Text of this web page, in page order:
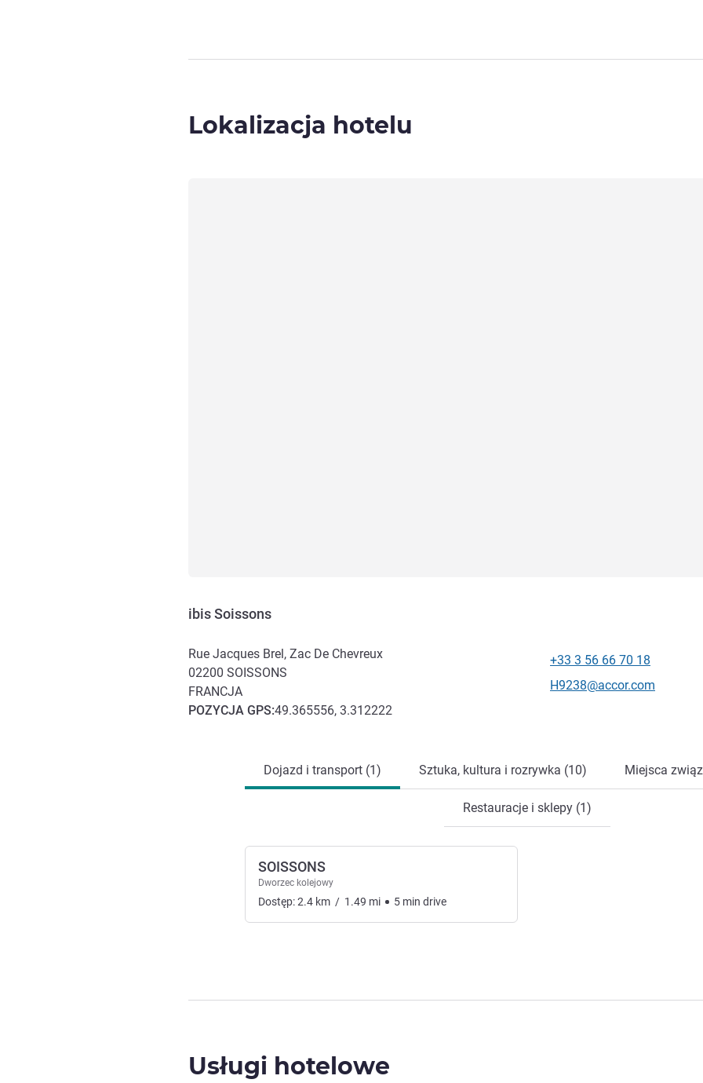
Lokalizacja hotelu
ibis Soissons
Rue Jacques Brel, Zac De Chevreux
02200 SOISSONS
FRANCJA
POZYCJA GPS:49.365556, 3.312222
Telefon
+33 3 56 66 70 18
Kontaktowy adres e-mail
H9238@accor.com
Dojazd i transport (1) Sztuka, kultura i rozrywka (10) Miejsca
Restauracje i sklepy (1)
SOISSONS
Dworzec kolejowy
Dostęp:2.4 km / 1.49 mi 5 min drive
Usługi hotelowe